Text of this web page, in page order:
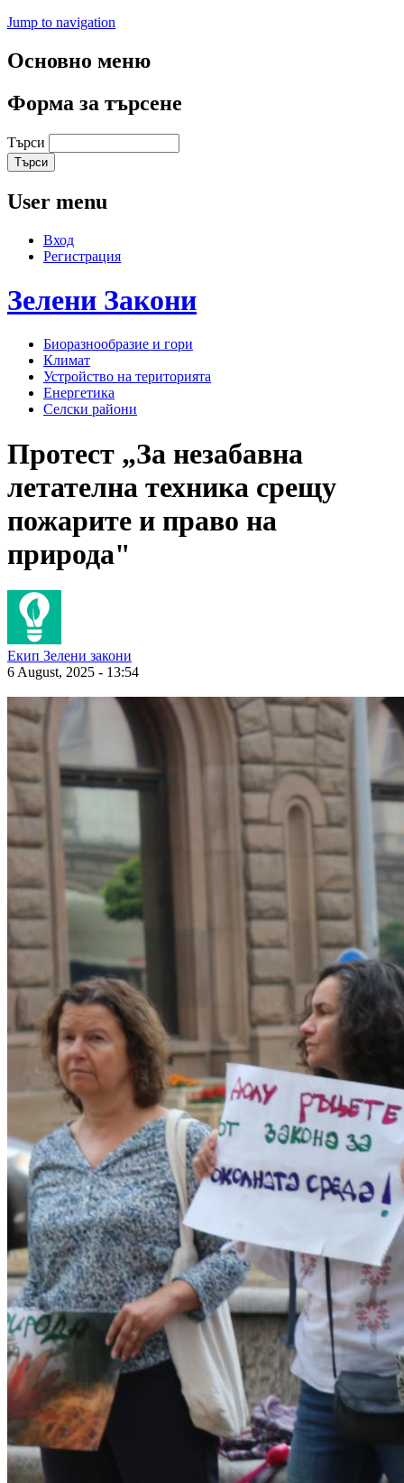
Jump to navigation
Основно меню
Форма за търсене
Търси
User menu
Вход
Регистрация
Зелени Закони
Биоразнообразие и гори
Климат
Устройство на територията
Енергетика
Селски райони
Протест „За незабавна
летателна техника срещу
пожарите и право на
природа"
Екип Зелени закони
6 August, 2025 - 13:54